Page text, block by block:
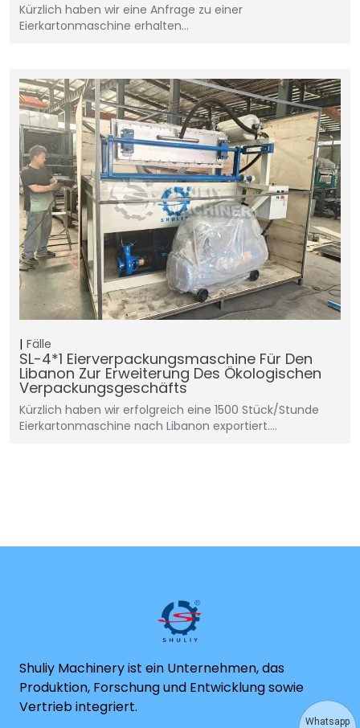
Kürzlich haben wir eine Anfrage zu einer
Eierkartonmaschine erhalten…
Fälle
SL-4*1 Eierverpackungsmaschine Für Den
Libanon Zur Erweiterung Des Ökologischen
Verpackungsgeschäfts
Kürzlich haben wir erfolgreich eine 1500 Stück/Stunde
Eierkartonmaschine nach Libanon exportiert.…
Shuliy Machinery ist ein Unternehmen, das
Produktion, Forschung und Entwicklung sowie
Vertrieb integriert.
Whatsapp